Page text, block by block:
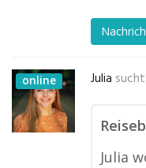
online Julia
Julia